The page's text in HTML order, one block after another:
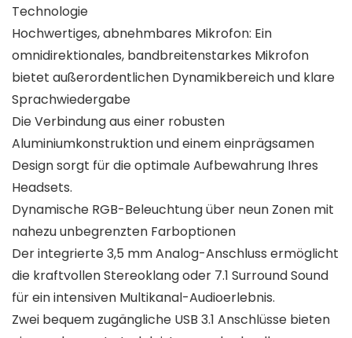
Technologie
Hochwertiges, abnehmbares Mikrofon: Ein
omnidirektionales, bandbreitenstarkes Mikrofon
bietet außerordentlichen Dynamikbereich und klare
Sprachwiedergabe
Die Verbindung aus einer robusten
Aluminiumkonstruktion und einem einprägsamen
Design sorgt für die optimale Aufbewahrung Ihres
Headsets.
Dynamische RGB-Beleuchtung über neun Zonen mit
nahezu unbegrenzten Farboptionen
Der integrierte 3,5 mm Analog-Anschluss ermöglicht
die kraftvollen Stereoklang oder 7.1 Surround Sound
für ein intensiven Multikanal-Audioerlebnis.
Zwei bequem zugängliche USB 3.1 Anschlüsse bieten